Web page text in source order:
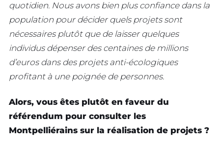
quotidien. Nous avons bien plus confiance dans la
population pour décider quels projets sont
nécessaires plutôt que de laisser quelques
individus dépenser des centaines de millions
d’euros dans des projets anti-écologiques
profitant à une poignée de personnes.
Alors, vous êtes plutôt en faveur du
référendum pour consulter les
Montpelliérains sur la réalisation de projets ?